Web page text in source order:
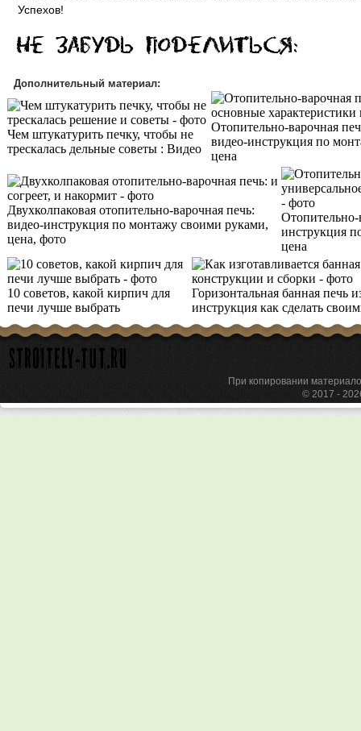
Успехов!
Дополнительный материал:
Чем штукатурить печку, чтобы не
трескалась дельные советы : Видео
Отопительно-варочная
видео-инструкция по
цена
Двухколпаковая отопительно-варочная печь:
видео-инструкция по монтажу своими руками,
цена, фото
Отопительно-
инструкция
цена
10 советов, какой кирпич для
печи лучше выбрать
Горизонтальная банная печь
инструкция как сделать
При копировании
© 2017 -